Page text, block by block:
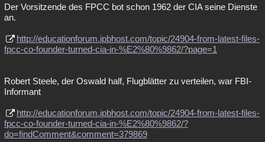
Der Vorsitzende des FPCC bot schon 1962 der CIA seine Dienste
an.
http://educationforum.ipbhost.com/topic/24904-from-latest-files-
fpcc-co-founder-turned-cia-in-%E2%80%9862/?page=1
Robert Steele, der Oswald half, Flugblätter zu verteilen, war FBI-
Informant
http://educationforum.ipbhost.com/topic/24904-from-latest-files-
fpcc-co-founder-turned-cia-in-%E2%80%9862/?
do=findComment&comment=379869